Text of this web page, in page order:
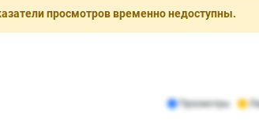
просмотров временно недоступны.